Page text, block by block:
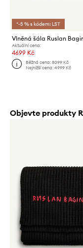
*-5 % s kódem: LST
Vlněná šála Ruslan
Aktuální cena:
4699 Kč
Běžná cena:8099 Kč
Nejnižší cena:4999 Kč
Objevte produkty